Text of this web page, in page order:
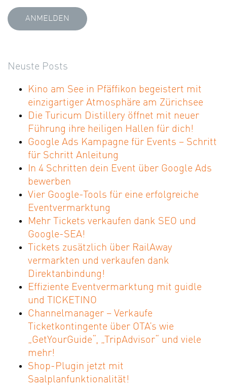
Neuste Posts
Kino am See in Pfäffikon begeistert mit
einzigartiger Atmosphäre am Zürichsee
Die Turicum Distillery öffnet mit neuer
Führung ihre heiligen Hallen für dich!
Google Ads Kampagne für Events – Schritt
für Schritt Anleitung
In 4 Schritten dein Event über Google Ads
bewerben
Vier Google-Tools für eine erfolgreiche
Eventvermarktung
Mehr Tickets verkaufen dank SEO und
Google-SEA!
Tickets zusätzlich über RailAway
vermarkten und verkaufen dank
Direktanbindung!
Effiziente Eventvermarktung mit guidle
und TICKETINO
Channelmanager – Verkaufe
Ticketkontingente über OTA’s wie
„GetYourGuide“, „TripAdvisor“ und viele
mehr!
Shop-Plugin jetzt mit
Saalplanfunktionalität!